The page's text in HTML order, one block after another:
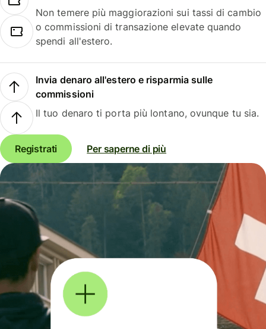
Non temere più maggiorazioni sui tassi di cambio
o commissioni di transazione elevate quando
spendi all'estero.
Invia denaro all'estero e risparmia sulle
commissioni
Il tuo denaro ti porta più lontano, ovunque tu sia.
Registrati Per saperne di più